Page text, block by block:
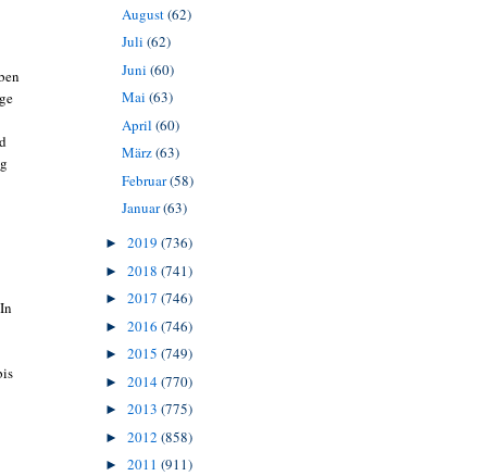
August(62)
Juli (62)
Juni (60)
Mai (63)
April (60)
März(63)
Februar(58)
Januar(63)
► 2019 (736)
► 2018 (741)
► 2017 (746)
► 2016 (746)
► 2015 (749)
► 2014(770)
► 2013 (775)
► 2012 (858)
► 2011 (911)